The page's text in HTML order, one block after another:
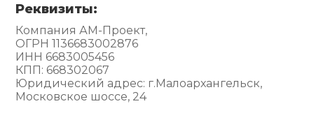
Реквизиты:
Компания АМ-Проект,
ОГРН 1136683002876
ИНН 6683005456
КПП: 668302067
Юридический адрес: г.Малоархангельск,
Московское шоссе, 24